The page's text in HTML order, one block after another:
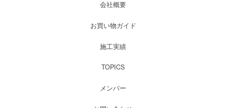
会社概要
お買い物ガイド
施工実績
TOPICS
メンバー